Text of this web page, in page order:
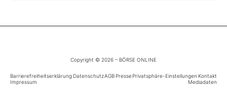
Copyright © 2026 – BÖRSE ONLINE
Barrierefreiheitserklärung DatenschutzAGB PressePrivatsphäre-Einstellungen Kontakt
Impressum
Mediadaten